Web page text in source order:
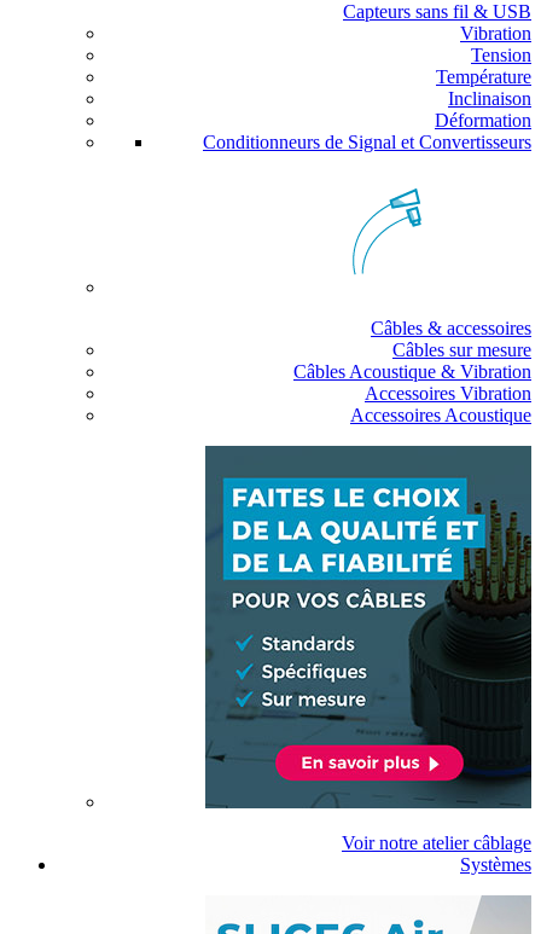
Capteurs sans fil & USB
Vibration
Tension
Température
Inclinaison
Déformation
Conditionneurs de Signal et Convertisseurs
Câbles & accessoires
Câbles sur mesure
Câbles Acoustique & Vibration
Accessoires Vibration
Accessoires Acoustique
Voir notre atelier câblage
Systèmes